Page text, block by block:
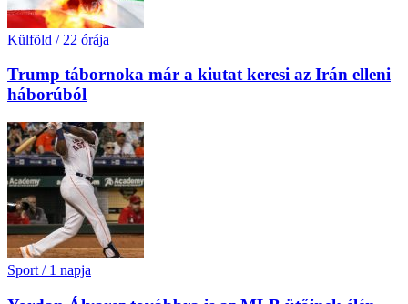
Külföld / 22 órája
Trump tábornoka már a kiutat keresi az Irán elleni
háborúból
Sport / 1 napja